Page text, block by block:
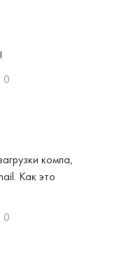
0
компа,
Как это
0